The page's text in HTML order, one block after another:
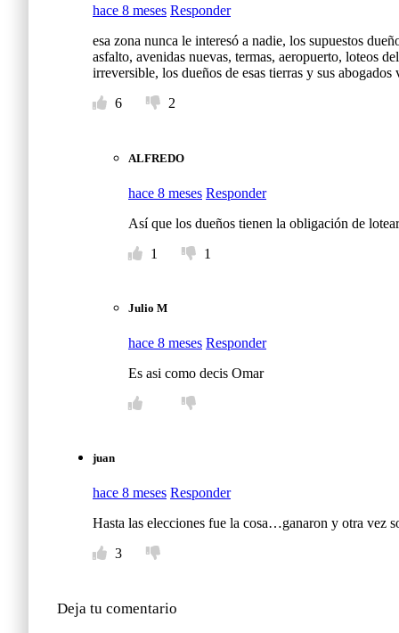
hace 8 meses Responder
esa zona nunca le interesó a nadie, los supuestos
asfalto, avenidas nuevas, termas, aeropuerto, loteos
irreversible, los dueños de esas tierras y sus
6
2
ALFREDO
hace 8 meses Responder
Así que los dueños tienen la obligación de
1
1
Julio M
hace 8 meses Responder
Es asi como decis Omar
juan
hace 8 meses Responder
Hasta las elecciones fue la cosa…ganaron y otra vez
3
Deja tu comentario